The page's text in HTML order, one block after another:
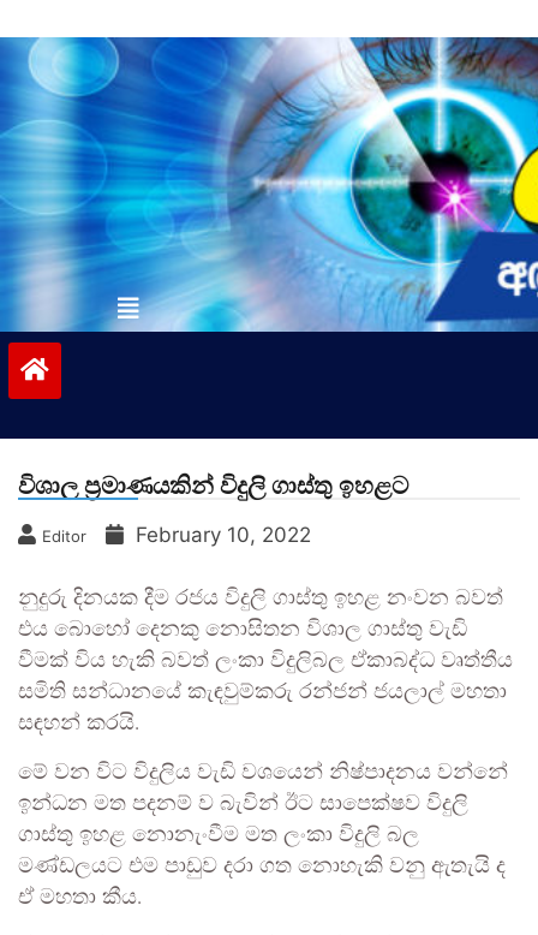
to
contentvinivida.lk
විශාල ප්‍රමාණයකින් විදුලි ගාස්තු ඉහළට
Editor February 10, 2022
නුදුරු දිනයක දීම රජය විදුලි ගාස්තු ඉහළ නංවන බවත්
එය බොහෝ දෙනකු නොසිතන විශාල ගාස්තු වැඩි
වීමක් විය හැකි බවත් ලංකා විදුලිබල ඒකාබද්ධ වෘත්තීය
සමිති සන්ධානයේ කැඳවුම්කරු රන්ජන් ජයලාල් මහතා
සඳහන් කරයි.
මේ වන විට විදුලිය වැඩි වශයෙන් නිෂ්පාදනය වන්නේ
ඉන්ධන මත පදනම් ව බැවින් ඊට සාපෙක්ෂව විදුලි
ගාස්තු ඉහළ නොනැංවීම මත ලංකා විදුලි බල
මණ්ඩලයට එම පාඩුව දරා ගත නොහැකි වනු ඇතැයි ද
ඒ මහතා කීය.